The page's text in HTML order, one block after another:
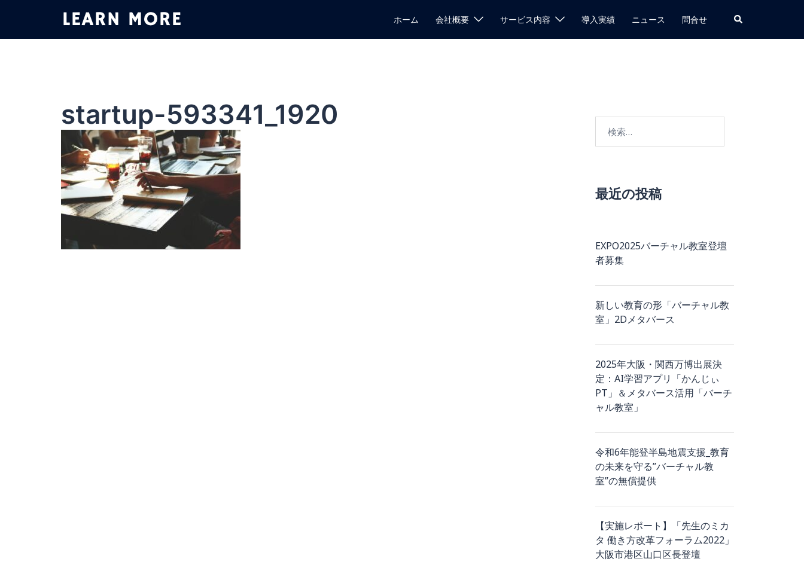
テ
ホーム 会社概要 サービス内容 導入実績 ニュース 問合せ 検
索
startup-593341_1920
最近の投稿
EXPO2025バーチャル教室登壇
者募集
新しい教育の形「バーチャル教
室」2Dメタバース
2025年大阪・関西万博出展決
定：AI学習アプリ「かんじぃ
PT」＆メタバース活用「バーチ
ャル教室」
令和6年能登半島地震支援_教育
の未来を守る”バーチャル教
室”の無償提供
【実施レポート】「先生のミカ
タ 働き方改革フォーラム2022」
大阪市港区山口区長登壇